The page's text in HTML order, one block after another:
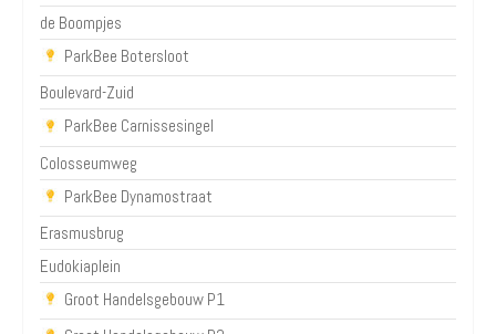
de Boompjes
ParkBee Botersloot
Boulevard-Zuid
ParkBee Carnissesingel
Colosseumweg
ParkBee Dynamostraat
Erasmusbrug
Eudokiaplein
Groot Handelsgebouw P1